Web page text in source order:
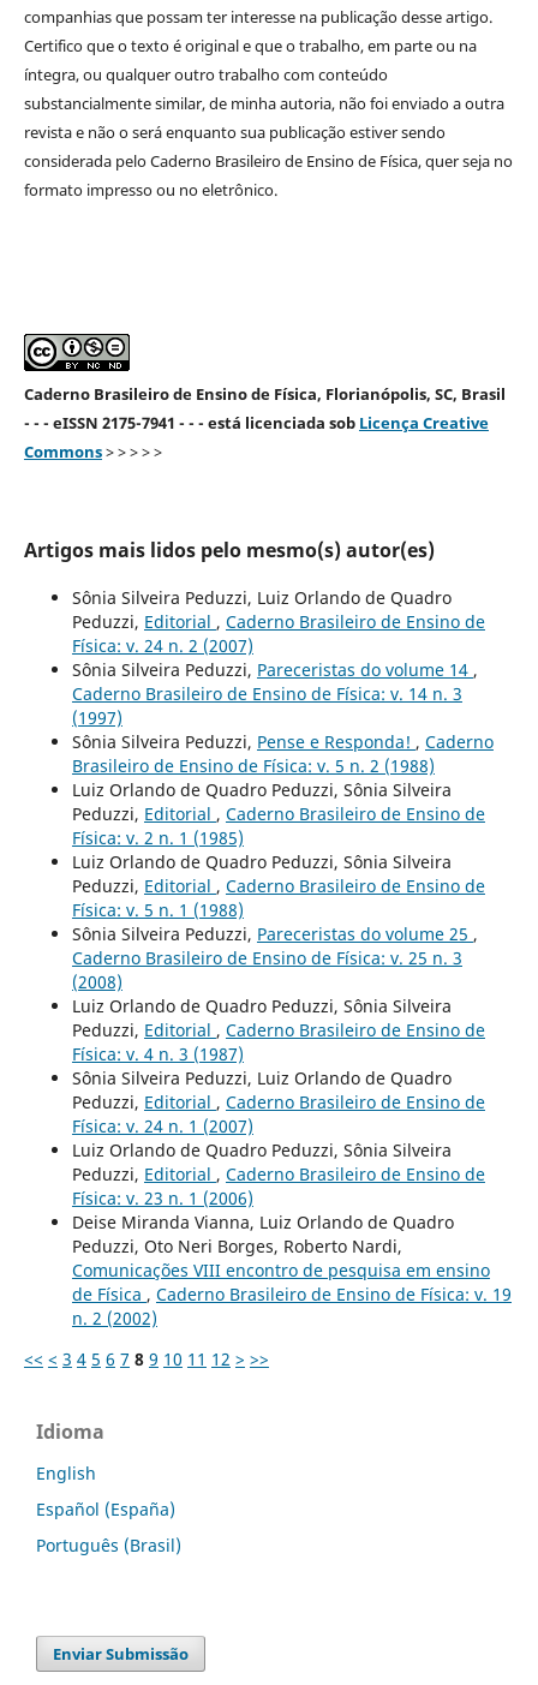
companhias que possam ter interesse na publicação desse artigo.
Certifico que o texto é original e que o trabalho, em parte ou na
íntegra, ou qualquer outro trabalho com conteúdo
substancialmente similar, de minha autoria, não foi enviado a outra
revista e não o será enquanto sua publicação estiver sendo
considerada pelo Caderno Brasileiro de Ensino de Física, quer seja no
formato impresso ou no eletrônico.
Caderno Brasileiro de Ensino de Física, Florianópolis, SC, Brasil
- - - eISSN 2175-7941 - - - está licenciada sob Licença Creative
Commons> > > > >
Artigos mais lidos pelo mesmo(s) autor(es)
Sônia Silveira Peduzzi, Luiz Orlando de Quadro
Peduzzi, Editorial , Caderno Brasileiro de Ensino de
Física: v. 24 n. 2 (2007)
Sônia Silveira Peduzzi, Pareceristas do volume 14 ,
Caderno Brasileiro de Ensino de Física: v. 14 n. 3
(1997)
Sônia Silveira Peduzzi, Pense e Responda! , Caderno
Brasileiro de Ensino de Física: v. 5 n. 2 (1988)
Luiz Orlando de Quadro Peduzzi, Sônia Silveira
Peduzzi, Editorial , Caderno Brasileiro de Ensino de
Física: v. 2 n. 1 (1985)
Luiz Orlando de Quadro Peduzzi, Sônia Silveira
Peduzzi, Editorial , Caderno Brasileiro de Ensino de
Física: v. 5 n. 1 (1988)
Sônia Silveira Peduzzi, Pareceristas do volume 25 ,
Caderno Brasileiro de Ensino de Física: v. 25 n. 3
(2008)
Luiz Orlando de Quadro Peduzzi, Sônia Silveira
Peduzzi, Editorial , Caderno Brasileiro de Ensino de
Física: v. 4 n. 3 (1987)
Sônia Silveira Peduzzi, Luiz Orlando de Quadro
Peduzzi, Editorial , Caderno Brasileiro de Ensino de
Física: v. 24 n. 1 (2007)
Luiz Orlando de Quadro Peduzzi, Sônia Silveira
Peduzzi, Editorial , Caderno Brasileiro de Ensino de
Física: v. 23 n. 1 (2006)
Deise Miranda Vianna, Luiz Orlando de Quadro
Peduzzi, Oto Neri Borges, Roberto Nardi,
Comunicações VIII encontro de pesquisa em ensino
de Física , Caderno Brasileiro de Ensino de Física: v. 19
n. 2 (2002)
<< < 3 4 5 6 7 8 9 10 11 12 > >>
Idioma
English
Español (España)
Português (Brasil)
Enviar Submissão